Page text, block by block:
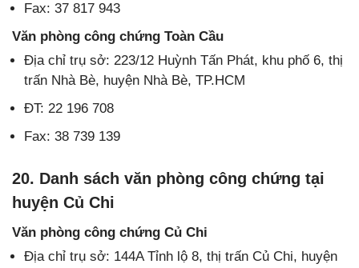
Fax: 37 817 943
Văn phòng công chứng Toàn Cầu
Địa chỉ trụ sở: 223/12 Huỳnh Tấn Phát, khu phố 6, thị
trấn Nhà Bè, huyện Nhà Bè, TP.HCM
ĐT: 22 196 708
Fax: 38 739 139
20. Danh sách văn phòng công chứng tại
huyện Củ Chi
Văn phòng công chứng Củ Chi
Địa chỉ trụ sở: 144A Tỉnh lộ 8, thị trấn Củ Chi, huyện